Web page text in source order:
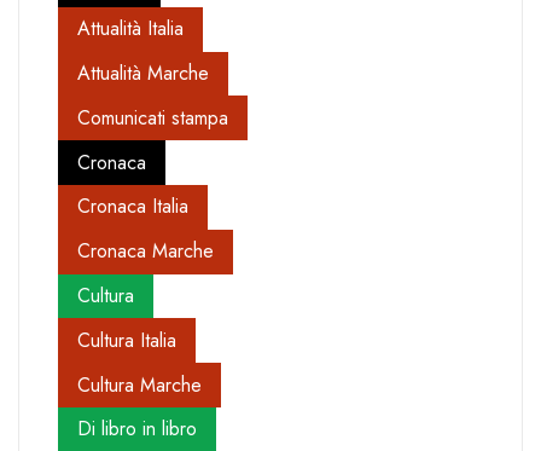
Attualità Italia
Attualità Marche
Comunicati stampa
Cronaca
Cronaca Italia
Cronaca Marche
Cultura
Cultura Italia
Cultura Marche
Di libro in libro